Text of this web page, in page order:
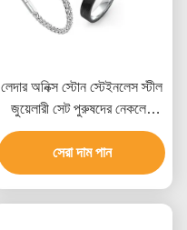
লেদার অনিক্স স্টোন স্টেইনলেস স্টীল
জুয়েলারী সেট পুরুষদের নেকলেস
কানের দুল এবং রিং সেট
সেরা দাম পান